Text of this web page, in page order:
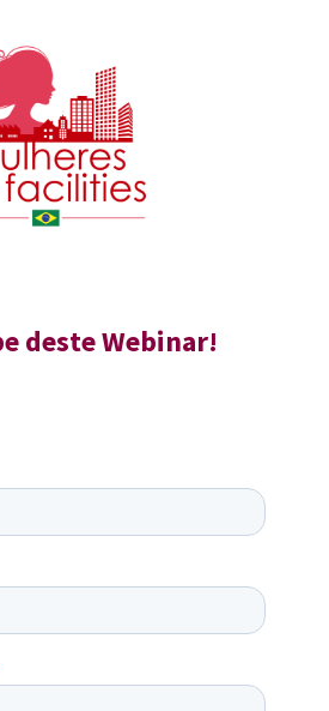
deste Webinar!